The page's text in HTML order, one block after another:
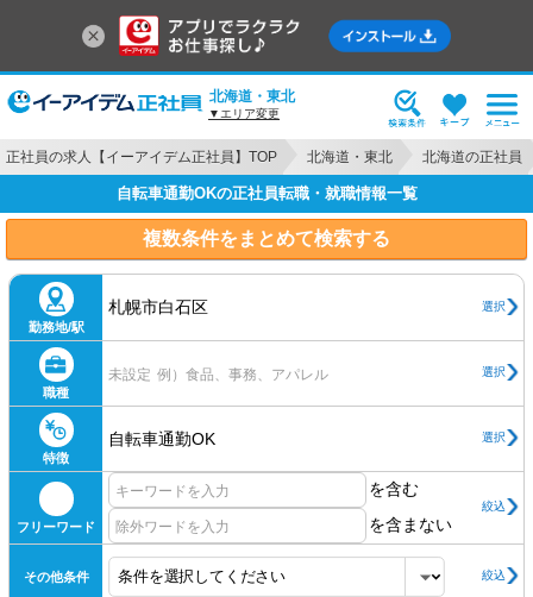
北海道・東北
▼エリア変更
正社員の求人【イーアイデム正社員】TOP 北海道・東北 北海道の正社員
自転車通勤OKの正社員転職・就職情報一覧
複数条件をまとめて検索する
勤務地/駅
札幌市白石区 選択
職種
未設定 例）食品、事務、アパレル 選択
特徴
自転車通勤OK 選択
フリーワード
を含む
を含まない
絞込
その他条件 絞込